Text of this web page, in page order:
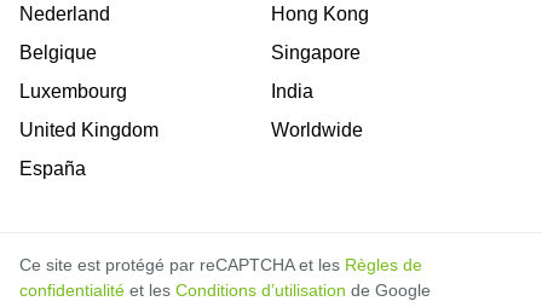
Nederland
Belgique
Luxembourg
United Kingdom
España
Hong Kong
Singapore
India
Worldwide
Ce site est protégé par reCAPTCHA et les Règles de
confidentialité et les Conditions d’utilisation de Google